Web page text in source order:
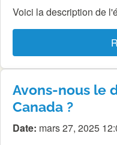
Voici la description de
Avons-nous le
Canada ?
Date: mars 27, 2025